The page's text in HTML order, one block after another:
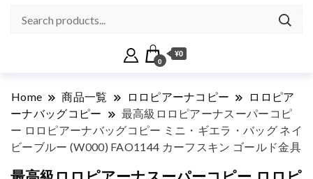
0
¥0
Home 商品一覧 ロロピアーナコピー
ロロピア
ーナバッグコピー
最高級ロロピアーナスーパーコピ
ー ロロピアーナバッグコピー ミニ・ギエラ・バッグ ネイ
ビーブルー (W000) FAO1144 カーフスキン ゴールド金具